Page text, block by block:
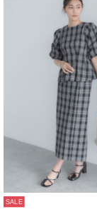
SALE